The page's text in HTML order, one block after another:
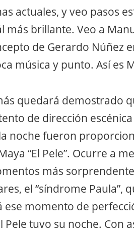
actuales, y veo pasos
más brillante. Veo a
de Gerardo Núñez
música y punto. Así es
quedará demostrado
de dirección
noche fueron
“El Pele”. Ocurre a
más
el “síndrome Paula”,
ese momento de
Pele tuvo su noche. Con